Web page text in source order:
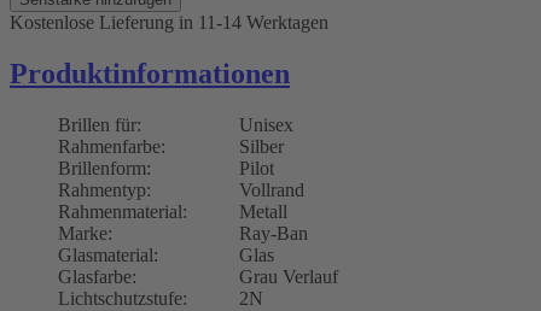
Kostenlose Lieferung in 11-14 Werktagen
Produktinformationen
Brillen für:
Unisex
Rahmenfarbe:
Silber
Brillenform:
Pilot
Rahmentyp:
Vollrand
Rahmenmaterial:
Metall
Marke:
Ray-Ban
Glasmaterial:
Glas
Glasfarbe:
Grau Verlauf
Lichtschutzstufe:
2N